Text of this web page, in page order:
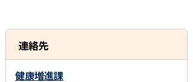
連絡先
健康増進課